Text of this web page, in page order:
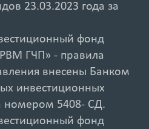
23.03.2023 года за
фонд
ГЧП» - правила
внесены Банком
инвестиционных
номером 5408- СД.
фонд